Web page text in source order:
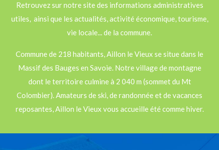
Retrouvez sur notre site des informations administratives
utiles, ainsi que les actualités, activité économique, tourisme,
vie locale... de la commune.
Commune de 218 habitants, Aillon le Vieux se situe dans le
Massif des Bauges en Savoie. Notre village de montagne
dont le territoire culmine à 2 040 m (sommet du Mt
Colombier). Amateurs de ski, de randonnée et de vacances
reposantes, Aillon le Vieux vous accueille été comme hiver.